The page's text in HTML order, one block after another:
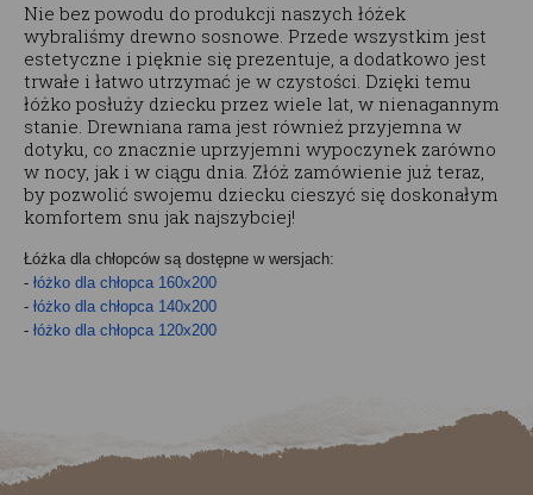
Nie bez powodu do produkcji naszych łóżek
wybraliśmy drewno sosnowe. Przede wszystkim jest
estetyczne i pięknie się prezentuje, a dodatkowo jest
trwałe i łatwo utrzymać je w czystości. Dzięki temu
łóżko posłuży dziecku przez wiele lat, w nienagannym
stanie. Drewniana rama jest również przyjemna w
dotyku, co znacznie uprzyjemni wypoczynek zarówno
w nocy, jak i w ciągu dnia. Złóż zamówienie już teraz,
by pozwolić swojemu dziecku cieszyć się doskonałym
komfortem snu jak najszybciej!
Łóżka dla chłopców są dostępne w wersjach:
- łóżko dla chłopca 160x200
- łóżko dla chłopca 140x200
- łóżko dla chłopca 120x200